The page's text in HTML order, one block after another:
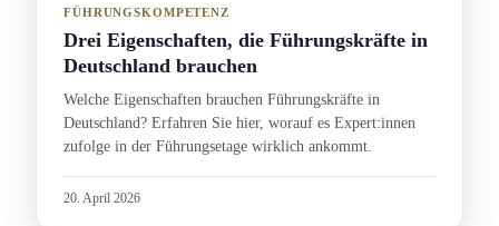
FÜHRUNGSKOMPETENZ
Drei Eigenschaft­en, die Führungs­kräfte in
Deutschland brauchen
Welche Eigenschaft­en brauchen Führungs­kräfte in
Deutschland? Erfahren Sie hier, worauf es Expert:innen
zufolge in der Führungs­etage wirklich ankommt.
20. April 2026